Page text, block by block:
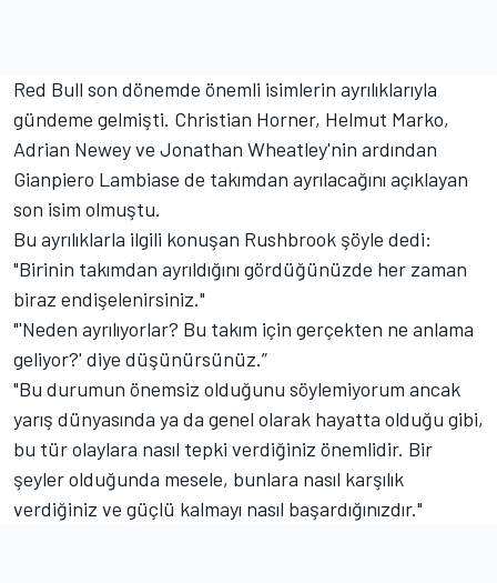
Red Bull son dönemde önemli isimlerin ayrılıklarıyla
gündeme gelmişti. Christian Horner, Helmut Marko,
Adrian Newey ve Jonathan Wheatley'nin ardından
Gianpiero Lambiase de takımdan ayrılacağını açıklayan
son isim olmuştu.
Bu ayrılıklarla ilgili konuşan Rushbrook şöyle dedi:
"Birinin takımdan ayrıldığını gördüğünüzde her zaman
biraz endişelenirsiniz."
"'Neden ayrılıyorlar? Bu takım için gerçekten ne anlama
geliyor?' diye düşünürsünüz.”
"Bu durumun önemsiz olduğunu söylemiyorum ancak
yarış dünyasında ya da genel olarak hayatta olduğu gibi,
bu tür olaylara nasıl tepki verdiğiniz önemlidir. Bir
şeyler olduğunda mesele, bunlara nasıl karşılık
verdiğiniz ve güçlü kalmayı nasıl başardığınızdır."